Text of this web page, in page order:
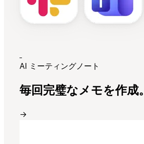
AI ミーティングノート
毎回完璧なメモを作成。
→